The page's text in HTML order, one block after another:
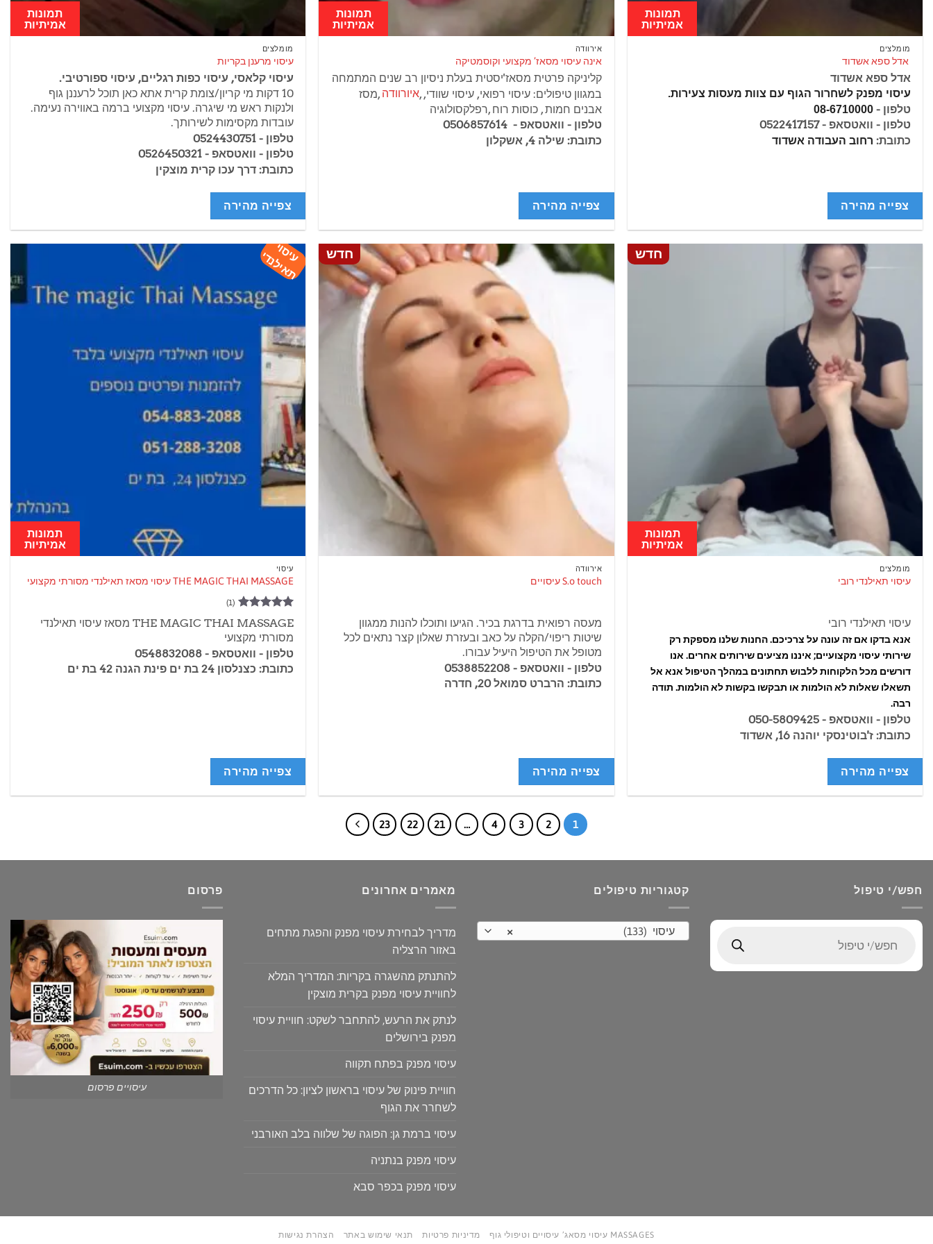
תמונות
אמיתיות
מומלצים
אדל ספא אשדוד
אדל ספא אשדוד
עיסוי מפנק לשחרור הגוף עם צוות מעסות צעירות.
טלפון -08-6710000
טלפון - וואטסאפ - 0522417157
כתובת: רחוב העבודה אשדוד
צפייה מהירה
תמונות
אמיתיות
אירוודה
אינה עיסוי מסאז’ מקצועי וקוסמטיקה
קליניקה פרטית מסאז'יסטית בעלת ניסיון רב שנים המתמחה
במגוון טיפולים: עיסוי רפואי, עיסוי שוודי, ,איורוודה ,מסז
אבנים חמות , כוסות רוח ,רפלקסולוגיה
טלפון - וואטסאפ - 0506857614
כתובת: שילה 4, אשקלון
צפייה מהירה
תמונות
אמיתיות
מומלצים
עיסוי מרענן בקריות
עיסוי קלאסי, עיסוי כפות רגליים, עיסוי ספורטיבי.
10 דקות מי קריון/צומת קרית אתא כאן תוכל לרעננן גוף
ולנקות ראש מי שיגרה. עיסוי מקצועי ברמה באווירה נעימה.
עובדות מקסימות לשירותך.
טלפון - 0524430751
טלפון - וואטסאפ - 0526450321
כתובת: דרך עכו קרית מוצקין
צפייה מהירה
חדש
תמונות
אמיתיות
מומלצים
עיסוי תאילנדי רובי
עיסוי תאילנדי רובי
אנא בדקו אם זה עונה על צרכיכם. החנות שלנו מספקת רק
שירותי עיסוי מקצועיים; איננו מציעים שירותים אחרים. אנו
דורשים מכל הלקוחות ללבוש תחתונים במהלך הטיפול אנא אל
תשאלו שאלות לא הולמות או תבקשו בקשות לא הולמות. תודה
רבה.
טלפון - וואטסאפ - 050-5809425
כתובת: ז'בוטינסקי יוהנה 16, אשדוד
צפייה מהירה
חדש
אירוודה
S.o touch עיסויים
מעסה רפואית בדרגת בכיר. הגיעו ותוכלו להנות ממגוון
שיטות ריפוי/הקלה על כאב ובעזרת שאלון קצר נתאים לכל
מטופל את הטיפול היעיל עבורו.
טלפון - וואטסאפ - 0538852208
כתובת: הרברט סמואל 20, חדרה
צפייה מהירה
עיסוי
תאילנדי
תמונות
אמיתיות
עיסוי
THE MAGIC THAI MASSAGE עיסוי מסאז תאילנדי מסורתי מקצועי
דורג5מתוך
5
(1)
THE MAGIC THAI MASSAGE מסאז עיסוי תאילנדי
מסורתי מקצועי
טלפון - וואטסאפ - 0548832088
כתובת: כצנלסון 24 בת ים פינת הגנה 42 בת ים
צפייה מהירה
1
2
3
4
…
21
22
23
חפש/י טיפול
search
קטגוריות טיפולים
× עיסוי (133)
מאמרים אחרונים
מדריך לבחירת עיסוי מפנק והפגת מתחים
באזור הרצליה
להתנתק מהשגרה בקריות: המדריך המלא
לחוויית עיסוי מפנק בקרית מוצקין
לנתק את הרעש, להתחבר לשקט: חוויית עיסוי
מפנק בירושלים
עיסוי מפנק בפתח תקווה
חוויית פינוק של עיסוי בראשון לציון: כל הדרכים
לשחרר את הגוף
עיסוי ברמת גן: הפוגה של שלווה בלב האורבני
עיסוי מפנק בנתניה
עיסוי מפנק בכפר סבא
פרסום
עיסויים פרסום
MASSAGES עיסוי מסאג’ עיסויים וטיפולי גוף מדיניות פרטיות תנאי שימוש באתר הצהרת נגישות